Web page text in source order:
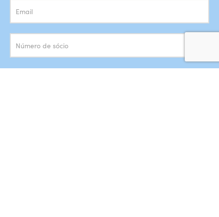
Concordo com o armazenamento dos meus dados de acordo